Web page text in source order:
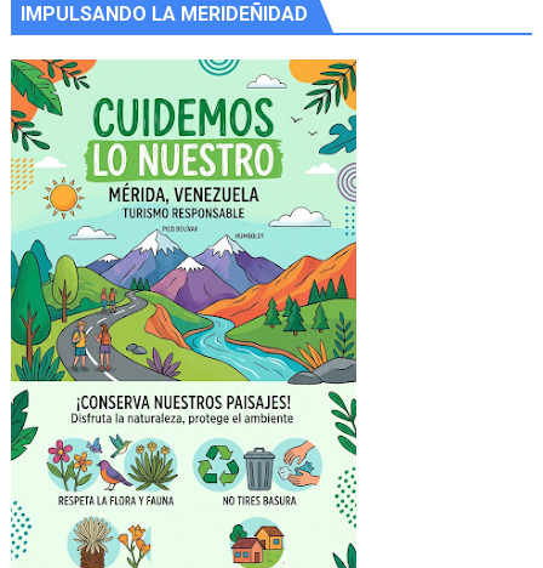
IMPULSANDO LA MERIDEÑIDAD